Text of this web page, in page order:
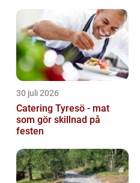
30 juli 2026
Catering Tyresö - mat
som gör skillnad på
festen